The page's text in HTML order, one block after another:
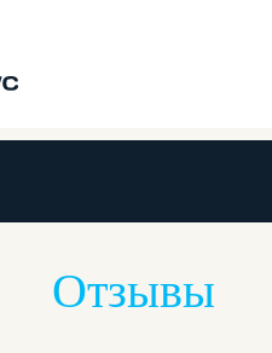
Режим работы
Категория B
Отзывы